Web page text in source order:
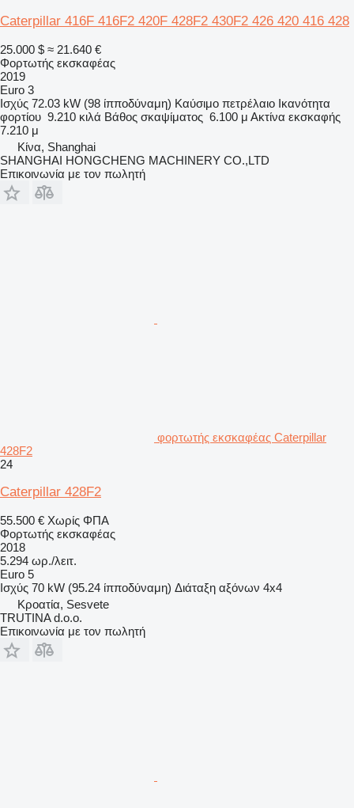
Caterpillar 416F 416F2 420F 428F2 430F2 426 420 416 428
25.000 $ ≈ 21.640 €
Φορτωτής εκσκαφέας
2019
Euro 3
Ισχύς 72.03 kW (98 ίπποδύναμη) Καύσιμο πετρέλαιο Ικανότητα
φορτίου 9.210 κιλά Βάθος σκαψίματος 6.100 μ Ακτίνα εκσκαφής
7.210 μ
Κίνα, Shanghai
SHANGHAI HONGCHENG MACHINERY CO.,LTD
Επικοινωνία με τον πωλητή
φορτωτής εκσκαφέας Caterpillar
428F2
24
Caterpillar 428F2
55.500 € Χωρίς ΦΠΑ
Φορτωτής εκσκαφέας
2018
5.294 ωρ./λειτ.
Euro 5
Ισχύς 70 kW (95.24 ίπποδύναμη) Διάταξη αξόνων 4x4
Κροατία, Sesvete
TRUTINA d.o.o.
Επικοινωνία με τον πωλητή